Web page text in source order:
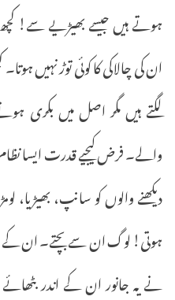
ہوتے ہیں جیسے بھیڑیے سے!
ان کی چالاکی کا کوئی توڑ نہیں
لگتے ہیں مگر اصل میں بکری
والے۔ فرض کیجیے قدرت ایسا
دیکھنے والوں کو سانپ، بھیڑیا،
ہوتی! لوگ ان سے بچتے۔ ان کے
نے یہ جانور ان کے اندر